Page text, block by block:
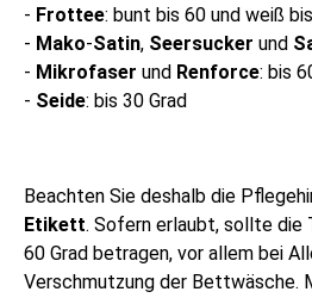
- Frottee: bunt bis 60 und weiß
- Mako-Satin, Seersucker und
- Mikrofaser und Renforce: bis
- Seide: bis 30 Grad
Beachten Sie deshalb die
Etikett. Sofern erlaubt, sollte die
60 Grad betragen, vor allem bei
Verschmutzung der Bettwäsche.